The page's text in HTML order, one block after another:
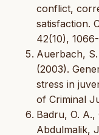
conflict,
satisfaction.
42(10),
Auerbach, S.
(2003).
stress in
of Criminal
Badru, O. A.,
Abdulmalik,